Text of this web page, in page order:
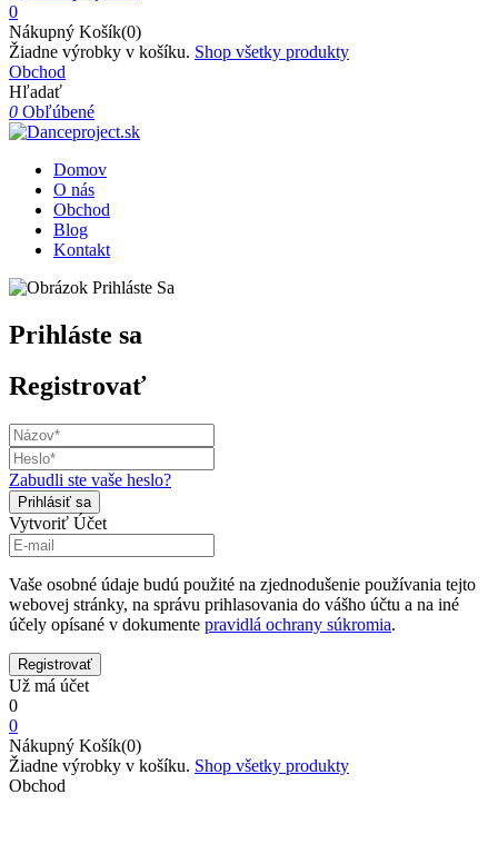
0
Nákupný Košík(0)
Žiadne výrobky v košíku. Shop všetky produkty
Obchod
Hľadať
0 Obľúbené
Domov
O nás
Obchod
Blog
Kontakt
Prihláste sa
Registrovať
Zabudli ste vaše heslo?
Vytvoriť Účet
Vaše osobné údaje budú použité na zjednodušenie používania tejto
webovej stránky, na správu prihlasovania do vášho účtu a na iné
účely opísané v dokumente pravidlá ochrany súkromia.
Už má účet
0
0
Nákupný Košík(0)
Žiadne výrobky v košíku. Shop všetky produkty
Obchod